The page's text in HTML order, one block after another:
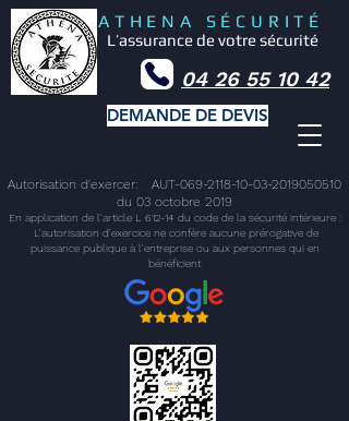
ATHENA SÉCURITÉ
DEMANDE DE DEVIS
04 26 55 10 42
L’assurance de votre sécurité
Autorisation d'exercer: AUT-069-2118-10-03-2019050510
du 03 octobre 2019
En application de l'article L 612-14 du code de la sécurité intérieure :
L'autorisation d'exercice ne confère aucune prérogative de
puissance publique à l'entreprise ou aux personnes qui en
bénéficient